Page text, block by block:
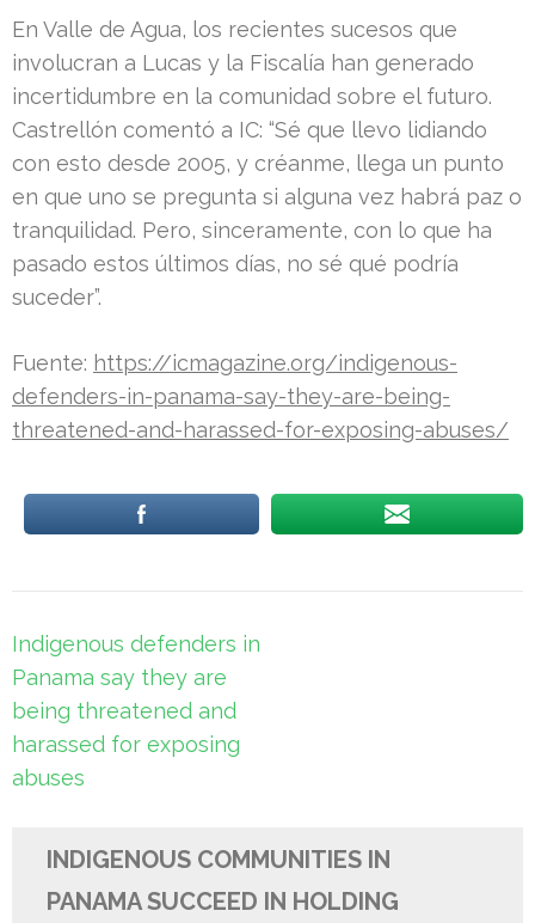
En Valle de Agua, los recientes sucesos que
involucran a Lucas y la Fiscalía han generado
incertidumbre en la comunidad sobre el futuro.
Castrellón comentó a IC: “Sé que llevo lidiando
con esto desde 2005, y créanme, llega un punto
en que uno se pregunta si alguna vez habrá paz o
tranquilidad. Pero, sinceramente, con lo que ha
pasado estos últimos días, no sé qué podría
suceder”.
Fuente: https://icmagazine.org/indigenous-
defenders-in-panama-say-they-are-being-
threatened-and-harassed-for-exposing-abuses/
Post
navigation
Indigenous defenders in
Panama say they are
being threatened and
harassed for exposing
abuses
INDIGENOUS COMMUNITIES IN
PANAMA SUCCEED IN HOLDING